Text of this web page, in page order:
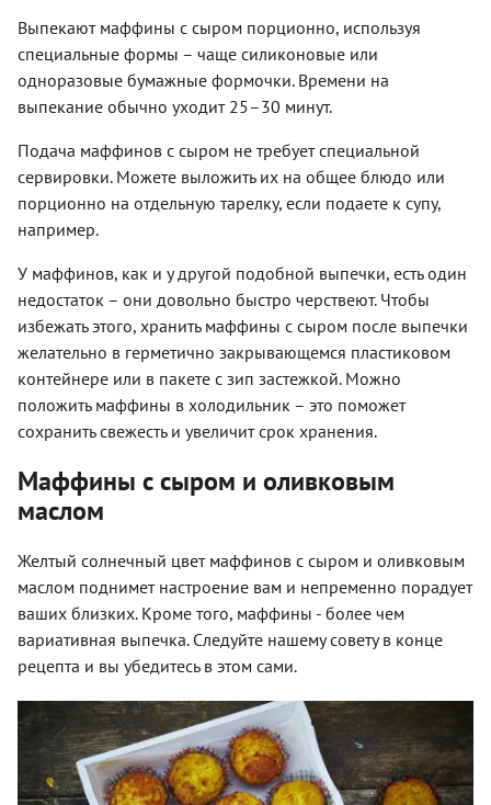
Выпекают маффины с сыром порционно, используя
специальные формы – чаще силиконовые или
одноразовые бумажные формочки. Времени на
выпекание обычно уходит 25–30 минут.
Подача маффинов с сыром не требует специальной
сервировки. Можете выложить их на общее блюдо или
порционно на отдельную тарелку, если подаете к супу,
например.
У маффинов, как и у другой подобной выпечки, есть один
недостаток – они довольно быстро черствеют. Чтобы
избежать этого, хранить маффины с сыром после выпечки
желательно в герметично закрывающемся пластиковом
контейнере или в пакете с зип застежкой. Можно
положить маффины в холодильник – это поможет
сохранить свежесть и увеличит срок хранения.
Маффины с сыром и оливковым
маслом
Желтый солнечный цвет маффинов с сыром и оливковым
маслом поднимет настроение вам и непременно порадует
ваших близких. Кроме того, маффины - более чем
вариативная выпечка. Следуйте нашему совету в конце
рецепта и вы убедитесь в этом сами.